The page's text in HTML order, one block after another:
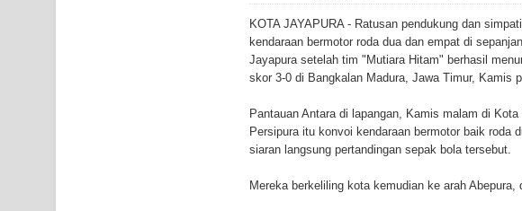
Polres Jayapura Terima Laporan Hilangnya Agustina Ester Bonsapia
Marthen Medlama Sebut Pemprov Papua Siapkan 1000 Kuota Beasiswa
BRI Region 18 Jayapura Salurkan Bantuan CSR untuk RS Bhayangkara
KOTA JAYAPURA - Ratusan pendukung dan
kendaraan bermotor roda dua dan empat di
Jayapura setelah tim "Mutiara Hitam" berhasil
skor 3-0 di Bangkalan Madura, Jawa Timur, Kamis
Pantauan Antara di lapangan, Kamis malam di
Persipura itu konvoi kendaraan bermotor baik roda
siaran langsung pertandingan sepak bola tersebut.
Mereka berkeliling kota kemudian ke arah